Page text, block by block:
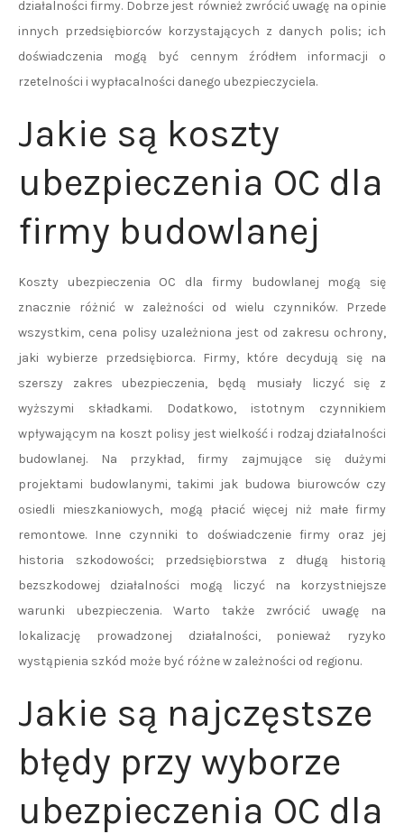
działalności firmy. Dobrze jest również zwrócić uwagę na opinie
innych przedsiębiorców korzystających z danych polis; ich
doświadczenia mogą być cennym źródłem informacji o
rzetelności i wypłacalności danego ubezpieczyciela.
Jakie są koszty
ubezpieczenia OC dla
firmy budowlanej
Koszty ubezpieczenia OC dla firmy budowlanej mogą się
znacznie różnić w zależności od wielu czynników. Przede
wszystkim, cena polisy uzależniona jest od zakresu ochrony,
jaki wybierze przedsiębiorca. Firmy, które decydują się na
szerszy zakres ubezpieczenia, będą musiały liczyć się z
wyższymi składkami. Dodatkowo, istotnym czynnikiem
wpływającym na koszt polisy jest wielkość i rodzaj działalności
budowlanej. Na przykład, firmy zajmujące się dużymi
projektami budowlanymi, takimi jak budowa biurowców czy
osiedli mieszkaniowych, mogą płacić więcej niż małe firmy
remontowe. Inne czynniki to doświadczenie firmy oraz jej
historia szkodowości; przedsiębiorstwa z długą historią
bezszkodowej działalności mogą liczyć na korzystniejsze
warunki ubezpieczenia. Warto także zwrócić uwagę na
lokalizację prowadzonej działalności, ponieważ ryzyko
wystąpienia szkód może być różne w zależności od regionu.
Jakie są najczęstsze
błędy przy wyborze
ubezpieczenia OC dla